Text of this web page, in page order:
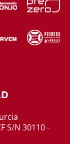
S/N 30110 -